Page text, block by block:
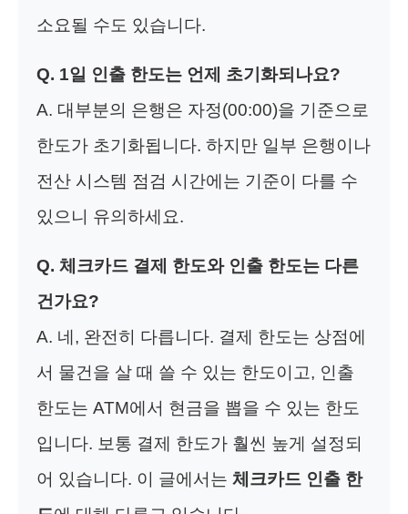
소요될 수도 있습니다.
Q. 1일 인출 한도는 언제 초기화되나요?
A. 대부분의 은행은 자정(00:00)을 기준으로
한도가 초기화됩니다. 하지만 일부 은행이나
전산 시스템 점검 시간에는 기준이 다를 수
있으니 유의하세요.
Q. 체크카드 결제 한도와 인출 한도는 다른
건가요?
A. 네, 완전히 다릅니다. 결제 한도는 상점에
서 물건을 살 때 쓸 수 있는 한도이고, 인출
한도는 ATM에서 현금을 뽑을 수 있는 한도
입니다. 보통 결제 한도가 훨씬 높게 설정되
어 있습니다. 이 글에서는 체크카드 인출 한